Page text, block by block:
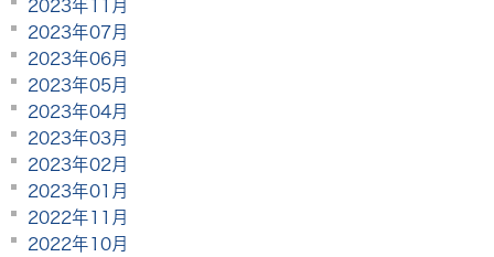
2023年11月
2023年07月
2023年06月
2023年05月
2023年04月
2023年03月
2023年02月
2023年01月
2022年11月
2022年10月